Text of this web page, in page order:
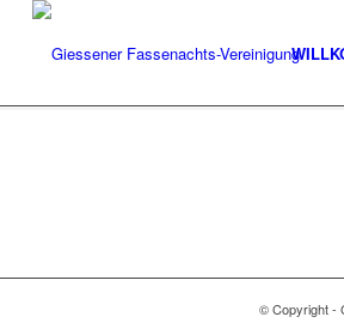
© Copyright -